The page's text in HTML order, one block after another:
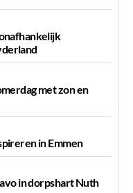
met zon en
in Emmen
in dorpshart Nuth